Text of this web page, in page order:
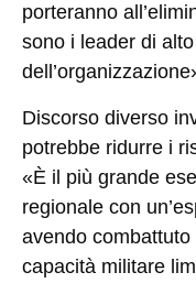
porteranno
sono i leader di
Discorso diverso
potrebbe ridurre i
«È il più grande
regionale con
avendo
capacità militare